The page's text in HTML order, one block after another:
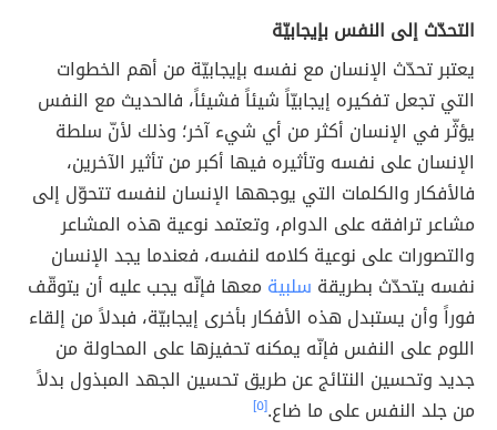
التحدّث إلى النفس بإيجابيّة
يعتبر تحدّث الإنسان مع نفسه بإيجابيّة من أهم الخطوات
التي تجعل تفكيره إيجابيّاً شيئاً فشيئاً، فالحديث مع النفس
يؤثّر في الإنسان أكثر من أي شيء آخر؛ وذلك لأنّ سلطة
الإنسان على نفسه وتأثيره فيها أكبر من تأثير الآخرين،
فالأفكار والكلمات التي يوجهها الإنسان لنفسه تتحوّل إلى
مشاعر ترافقه على الدوام، وتعتمد نوعية هذه المشاعر
والتصورات على نوعية كلامه لنفسه، فعندما يجد الإنسان
نفسه يتحدّث بطريقة سلبية معها فإنّه يجب عليه أن يتوقّف
فوراً وأن يستبدل هذه الأفكار بأخرى إيجابيّة، فبدلاً من إلقاء
اللوم على النفس فإنّه يمكنه تحفيزها على المحاولة من
جديد وتحسين النتائج عن طريق تحسين الجهد المبذول بدلاً
من جلد النفس على ما ضاع.[٥]